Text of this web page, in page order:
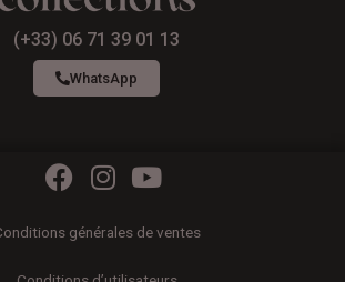
(+33) 06 71 39 01 13
WhatsApp
F
c
I
s
Y
u
générales de ventes